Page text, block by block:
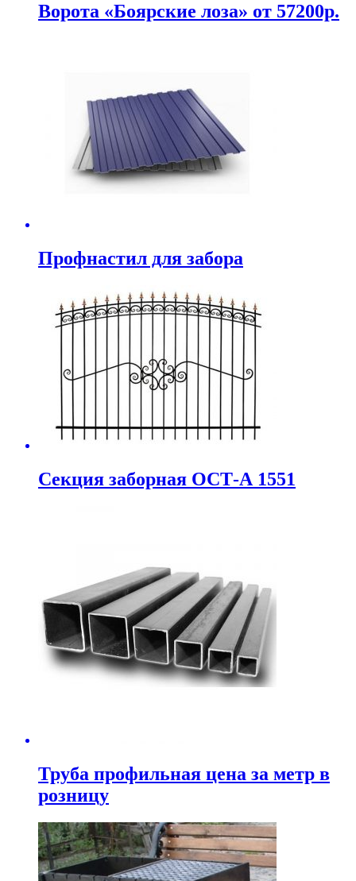
Ворота «Боярские лоза» от 57200р.
Профнастил для забора
Секция заборная ОСТ-А 1551
Труба профильная цена за метр в
розницу